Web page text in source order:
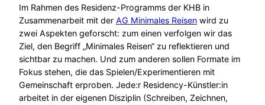
Im Rahmen des Residenz-Programms der KHB in
Zusammenarbeit mit der AG Minimales Reisen wird zu
zwei Aspekten geforscht: zum einen verfolgen wir das
Ziel, den Begriff „Minimales Reisen“ zu reflektieren und
sichtbar zu machen. Und zum anderen sollen Formate im
Fokus stehen, die das Spielen/Experimentieren mit
Gemeinschaft erproben. Jede:r Residency-Künstler:in
arbeitet in der eigenen Disziplin (Schreiben, Zeichnen,